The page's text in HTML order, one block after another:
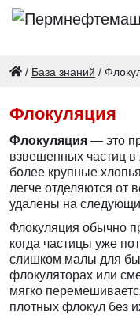
/ База знаний /
Флокуляция
Флокуляция — это
взвешенных частиц в
более крупные
легче отделяются от
удалены на
Флокуляция обычно
когда частицы уже
слишком малы для
флокуляторах или
мягко
плотных флокул без